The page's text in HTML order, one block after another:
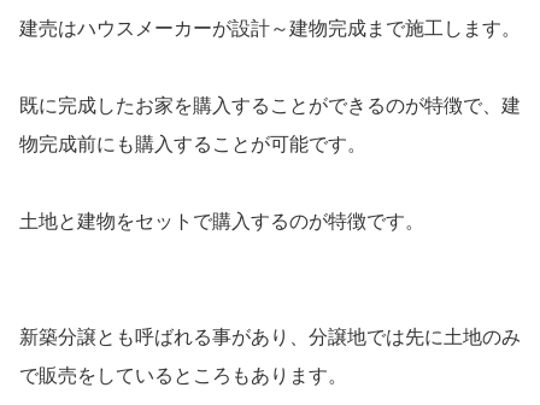
建売はハウスメーカーが設計～建物完成まで施工します。
既に完成したお家を購入することができるのが特徴で、建
物完成前にも購入することが可能です。
土地と建物をセットで購入するのが特徴です。
新築分譲とも呼ばれる事があり、分譲地では先に土地のみ
で販売をしているところもあります。